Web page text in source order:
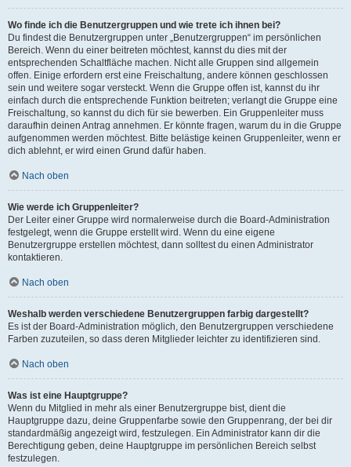
Wo finde ich die Benutzergruppen und wie trete ich ihnen bei?
Du findest die Benutzergruppen unter „Benutzergruppen“ im persönlichen
Bereich. Wenn du einer beitreten möchtest, kannst du dies mit der
entsprechenden Schaltfläche machen. Nicht alle Gruppen sind allgemein
offen. Einige erfordern erst eine Freischaltung, andere können geschlossen
sein und weitere sogar versteckt. Wenn die Gruppe offen ist, kannst du ihr
einfach durch die entsprechende Funktion beitreten; verlangt die Gruppe eine
Freischaltung, so kannst du dich für sie bewerben. Ein Gruppenleiter muss
daraufhin deinen Antrag annehmen. Er könnte fragen, warum du in die Gruppe
aufgenommen werden möchtest. Bitte belästige keinen Gruppenleiter, wenn er
dich ablehnt, er wird einen Grund dafür haben.
Nach oben
Wie werde ich Gruppenleiter?
Der Leiter einer Gruppe wird normalerweise durch die Board-Administration
festgelegt, wenn die Gruppe erstellt wird. Wenn du eine eigene
Benutzergruppe erstellen möchtest, dann solltest du einen Administrator
kontaktieren.
Nach oben
Weshalb werden verschiedene Benutzergruppen farbig dargestellt?
Es ist der Board-Administration möglich, den Benutzergruppen verschiedene
Farben zuzuteilen, so dass deren Mitglieder leichter zu identifizieren sind.
Nach oben
Was ist eine Hauptgruppe?
Wenn du Mitglied in mehr als einer Benutzergruppe bist, dient die
Hauptgruppe dazu, deine Gruppenfarbe sowie den Gruppenrang, der bei dir
standardmäßig angezeigt wird, festzulegen. Ein Administrator kann dir die
Berechtigung geben, deine Hauptgruppe im persönlichen Bereich selbst
festzulegen.